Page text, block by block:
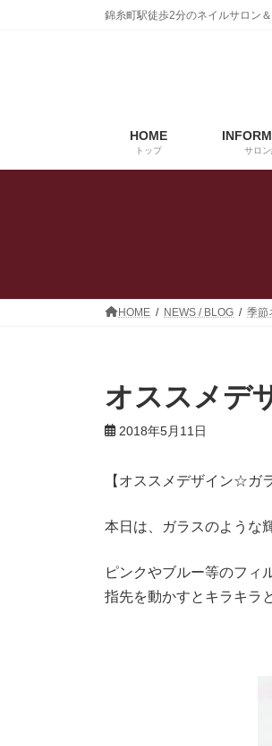
錦糸町駅徒歩2分のネイルサロン
HOME
トップ サロ
HOME NEWS / BLOG 季節
オススメデ
2018年5月11日
【オススメデザイン☆ガ
本日は、ガラスのような
ピンクやブルー等のフィ
指先を動かすとキラキラ